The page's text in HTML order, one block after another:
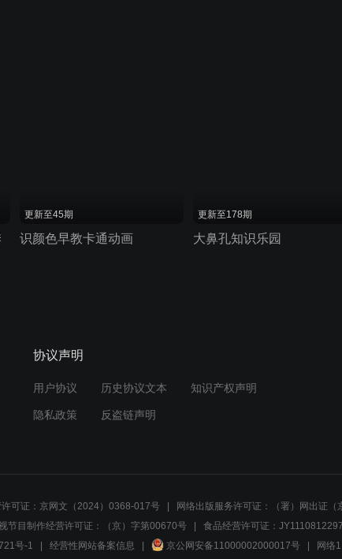
更新至45期
识颜色早教卡通动画
更新至178期
大鼻孔知识乐园
协议声明
用户协议 历史协议文本 知识产权声明
隐私政策 反盗链声明
许可证：京网文（2024）0368-017号
网络出版服务许可证：（署）网出证（
节目制作经营许可证：（京）字第00670号
食品经营许可证：
号-1 经营性网站备案信息 京公网安备11000002000017号 网络